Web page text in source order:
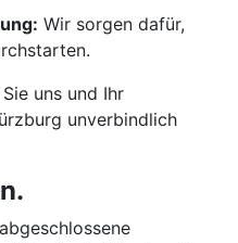
Wir sorgen dafür,
uns und Ihr
unverbindlich